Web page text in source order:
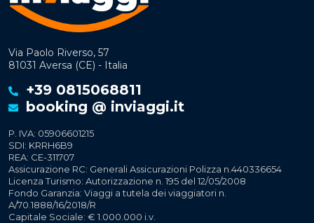
Via Paolo Riverso, 57
81031 Aversa (CE) - Italia
+39 0815068811
booking @ inviaggi.it
P. IVA: 05906601215
SDI: KRRH6B9
REA: CE-311707
Assicurazione RC: Generali Assicurazioni Polizza n.440336654
Licenza Turismo: Autorizzazione n. 195 del 12/05/2008
Fondo Garanzia: Viaggi a tutela dei viaggiatori n.
A/70.1888/16/2018/R
Capitale Sociale: € 1.000.000 i.v.